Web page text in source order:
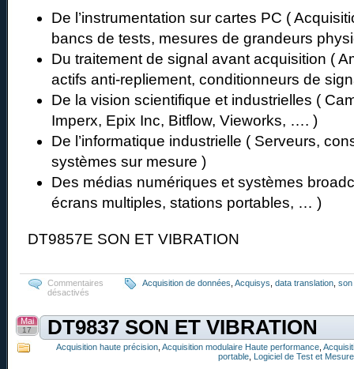
De l’instrumentation sur cartes PC (
bancs de tests, mesures de grandeurs
Du traitement de signal avant acquisition (
actifs anti-repliement, conditionneurs de
De la vision scientifique et industrielles (
Imperx, Epix Inc, Bitflow, Vieworks, …. )
De l’informatique industrielle ( Serveurs,
systèmes sur mesure )
Des médias numériques et systèmes
écrans multiples, stations portables, … )
DT9857E SON ET VIBRATION
Commentaires
désactivés
Acquisition de données Acquisys data translation son
DT9837 SON ET VIBRATION
Mai
17
Acquisition haute précision Acquisition modulaire Haute performance
portable Logiciel de Test et Mesure